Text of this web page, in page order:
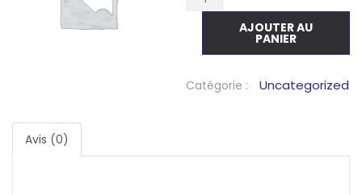
AJOUTER AU
PANIER
Catégorie : Uncategorized
Avis (0)